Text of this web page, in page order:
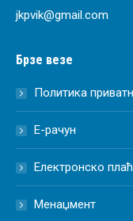
jkpvik@gmail.com
Брзе везе
Политика
Е-рачун
Електронско
Менаџмент